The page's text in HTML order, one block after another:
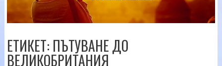
ЕТИКЕТ: ПЪТУВАНЕ ДО
ВЕЛИКОБРИТАНИЯ